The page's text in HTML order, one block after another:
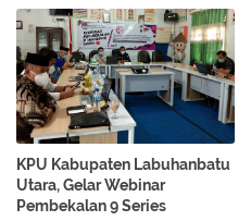
KPU Kabupaten Labuhanbatu
Utara, Gelar Webinar
Pembekalan 9 Series